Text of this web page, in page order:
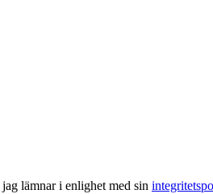
lämnar i enlighet med sin